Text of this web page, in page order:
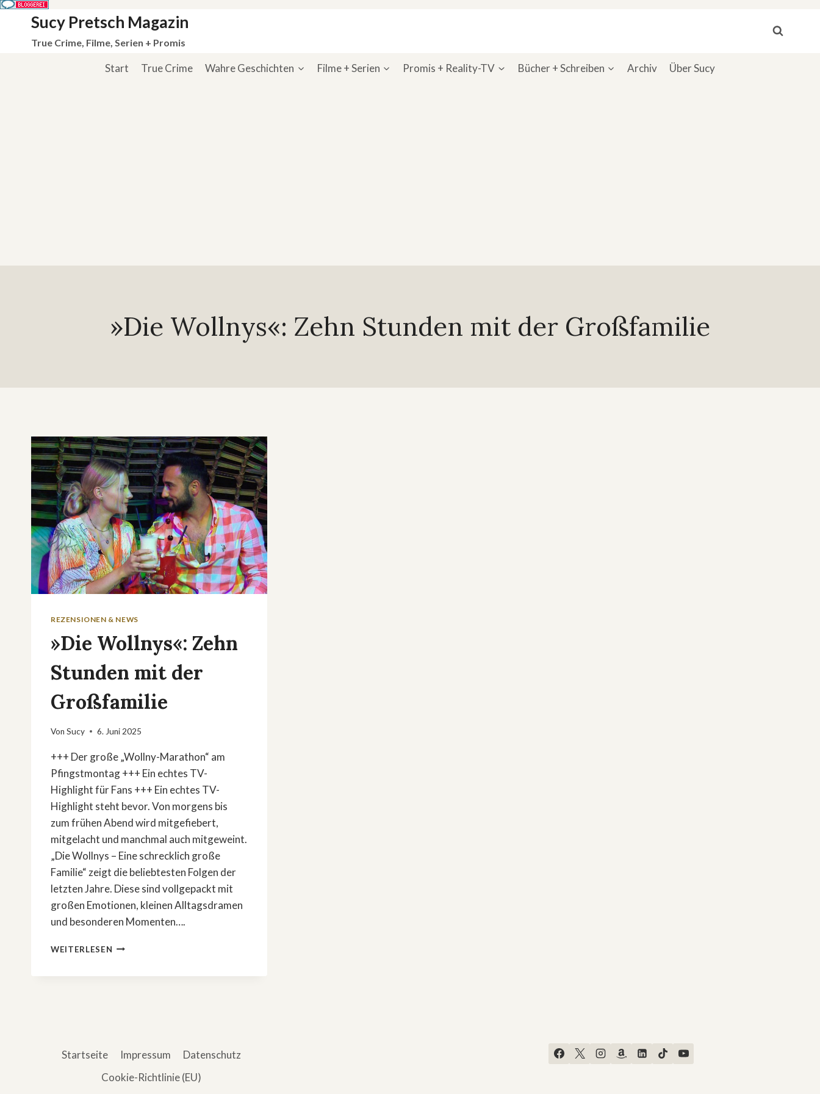
springen
Sucy Pretsch Magazin
True Crime, Filme, Serien + Promis
Start True Crime Wahre Geschichten Filme + Serien Promis + Reality-TV Bücher + Schreiben Archiv Über Sucy
»Die Wollnys«: Zehn Stunden mit der Großfamilie
REZENSIONEN & NEWS
»Die Wollnys«: Zehn
Stunden mit der
Großfamilie
Von Sucy 6. Juni 2025
+++ Der große „Wollny-Marathon“ am
Pfingstmontag +++ Ein echtes TV-
Highlight für Fans +++ Ein echtes TV-
Highlight steht bevor. Von morgens bis
zum frühen Abend wird mitgefiebert,
mitgelacht und manchmal auch mitgeweint.
„Die Wollnys – Eine schrecklich große
Familie“ zeigt die beliebtesten Folgen der
letzten Jahre. Diese sind vollgepackt mit
großen Emotionen, kleinen Alltagsdramen
und besonderen Momenten….
WEITERLESEN »DIE
Startseite Impressum
Datenschutz
Cookie-Richtlinie (EU)